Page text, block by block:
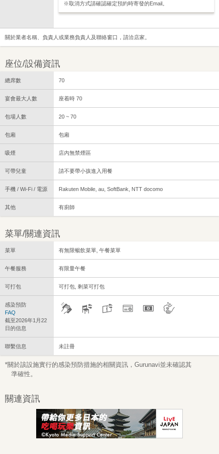
※取消方式請確認確定預約時寄發的Email。
關於業者名稱、負責人或業務負責人及聯絡窗口，請洽店家。
座位/設備資訊
總席數 70
宴會最大人數 座着時 70
包場人數 20 ~ 70
包廂 包廂
吸煙 店內無禁煙區
可帶兒童 請不要帶小孩進入用餐
手機 / Wi-Fi / 電源 Rakuten Mobile, au, SoftBank, NTT docomo
其他 有廚師
菜單/關連資訊
菜單 有無限暢飲菜單, 午餐菜單
午餐服務 有限量午餐
可打包 可打包, 剩菜可打包
感染預防
FAQ
截至2026年1月22
日的信息
聯繫信息 未註冊
*關於該設施實行的感染預防措施的相關資訊，Gurunavi並未確認其
準確性。
關連資訊